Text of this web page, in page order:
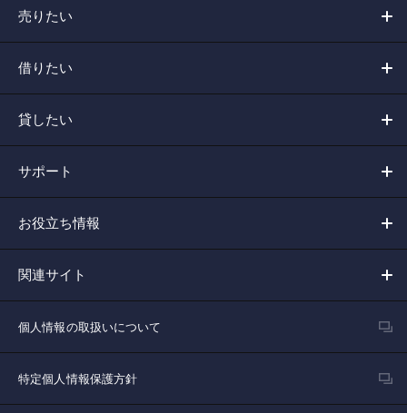
売りたい
借りたい
貸したい
サポート
お役立ち情報
関連サイト
個人情報の取扱いについて
特定個人情報保護方針